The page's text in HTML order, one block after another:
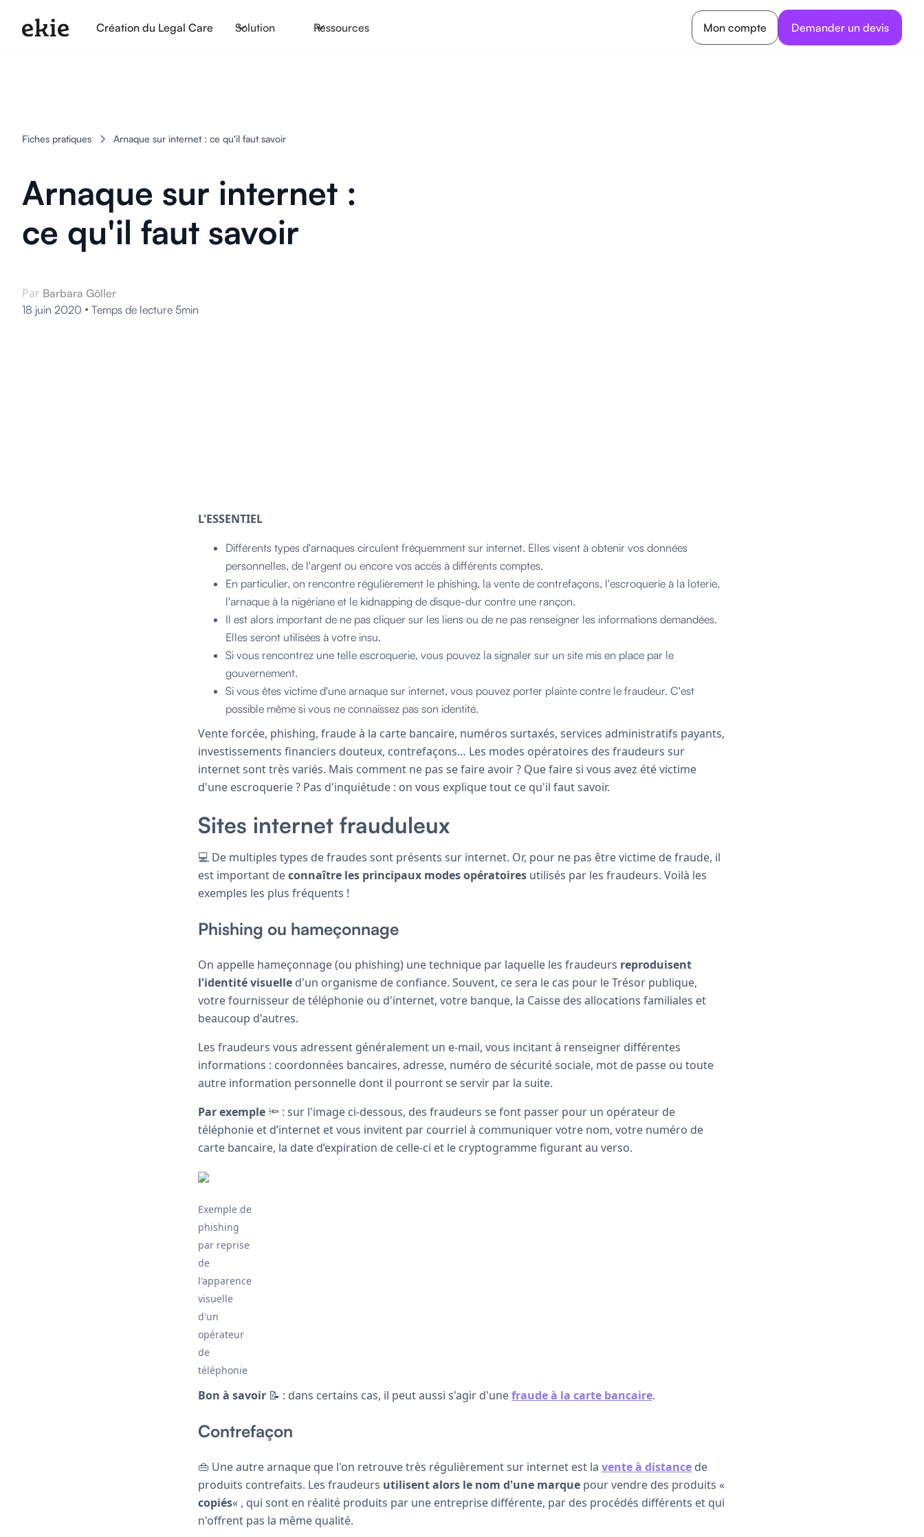
Création du Legal Care Solution Ressources Mon compte Demander un devis
Fiches pratiques Arnaque sur internet : ce qu'il faut savoir
Arnaque sur internet :
ce qu'il faut savoir
Par Barbara Göller
18 juin 2020 • Temps de lecture 5min
L'ESSENTIEL
Différents types d'arnaques circulent fréquemment sur internet. Elles visent à obtenir vos données
personnelles, de l'argent ou encore vos accès à différents comptes.
En particulier, on rencontre régulièrement le phishing, la vente de contrefaçons, l'escroquerie à la loterie,
l'arnaque à la nigériane et le kidnapping de disque-dur contre une rançon.
Il est alors important de ne pas cliquer sur les liens ou de ne pas renseigner les informations demandées.
Elles seront utilisées à votre insu.
Si vous rencontrez une telle escroquerie, vous pouvez la signaler sur un site mis en place par le
gouvernement.
Si vous êtes victime d'une arnaque sur internet, vous pouvez porter plainte contre le fraudeur. C'est
possible même si vous ne connaissez pas son identité.
Vente forcée, phishing, fraude à la carte bancaire, numéros surtaxés, services administratifs payants,
investissements financiers douteux, contrefaçons… Les modes opératoires des fraudeurs sur
internet sont très variés. Mais comment ne pas se faire avoir ? Que faire si vous avez été victime
d'une escroquerie ? Pas d'inquiétude : on vous explique tout ce qu'il faut savoir.
Sites internet frauduleux
💻 De multiples types de fraudes sont présents sur internet. Or, pour ne pas être victime de fraude, il
est important deconnaître les principaux modes opératoires utilisés par les fraudeurs. Voilà les
exemples les plus fréquents !
Phishing ou hameçonnage
On appelle hameçonnage (ou phishing) une technique par laquelle les fraudeurs reproduisent
l'identité visuelle d'un organisme de confiance. Souvent, ce sera le cas pour le Trésor publique,
votre fournisseur de téléphonie ou d'internet, votre banque, la Caisse des allocations familiales et
beaucoup d'autres.
Les fraudeurs vous adressent généralement un e-mail, vous incitant à renseigner différentes
informations : coordonnées bancaires, adresse, numéro de sécurité sociale, mot de passe ou toute
autre information personnelle dont il pourront se servir par la suite.
Par exemple 🔦 : sur l'image ci-dessous, des fraudeurs se font passer pour un opérateur de
téléphonie et d’internet et vous invitent par courriel à communiquer votre nom, votre numéro de
carte bancaire, la date d’expiration de celle-ci et le cryptogramme figurant au verso.
Exemple de
phishing
par reprise
de
l'apparence
visuelle
d'un
opérateur
de
téléphonie
Bon à savoir 📝 : dans certains cas, il peut aussi s'agir d'unefraude à la carte bancaire.
Contrefaçon
👜 Une autre arnaque que l'on retrouve très régulièrement sur internet est la vente à distance de
produits contrefaits. Les fraudeurs utilisent alors le nom d'une marque pour vendre des produits «
copiés« , qui sont en réalité produits par une entreprise différente, par des procédés différents et qui
n'offrent pas la même qualité.